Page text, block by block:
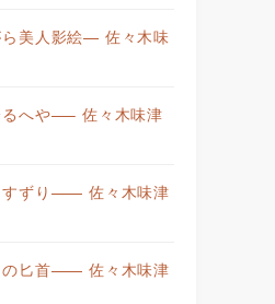
美人影絵— 佐々木味
へや—– 佐々木味津
すずり—— 佐々木味津
の匕首—— 佐々木味津